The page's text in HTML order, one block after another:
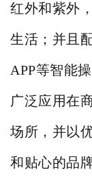
红外和紫外
生活；并且
APP等智能操
广泛应用在
场所，并以
和贴心的品